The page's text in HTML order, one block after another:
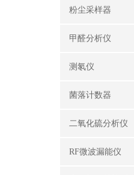
粉尘采样器
甲醛分析仪
测氡仪
菌落计数器
二氧化硫分析仪
RF微波漏能仪